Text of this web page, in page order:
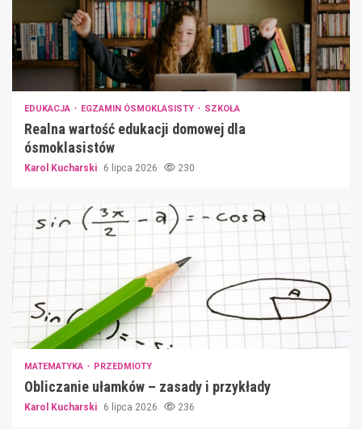
EDUKACJA EGZAMIN ÓSMOKLASISTY SZKOŁA
Realna wartość edukacji domowej dla
ósmoklasistów
Karol Kucharski 6 lipca 2026 230
MATEMATYKA PRZEDMIOTY
Obliczanie ułamków – zasady i przykłady
Karol Kucharski 6 lipca 2026 236